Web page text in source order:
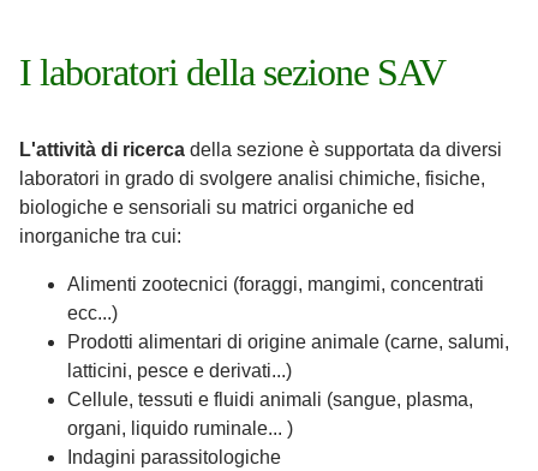
I laboratori della sezione SAV
L'attività di ricerca della sezione è supportata da diversi
laboratori in grado di svolgere analisi chimiche, fisiche,
biologiche e sensoriali su matrici organiche ed
inorganiche tra cui:
Alimenti zootecnici (foraggi, mangimi, concentrati
ecc...)
Prodotti alimentari di origine animale (carne, salumi,
latticini, pesce e derivati...)
Cellule, tessuti e fluidi animali (sangue, plasma,
organi, liquido ruminale... )
Indagini parassitologiche